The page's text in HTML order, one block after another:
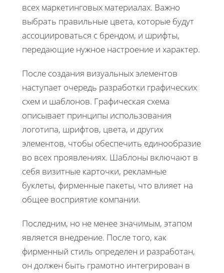
всех маркетинговых материалах. Важно
выбрать правильные цвета, которые будут
ассоциироваться с брендом, и шрифты,
передающие нужное настроение и характер.
После создания визуальных элементов
наступает очередь разработки графических
схем и шаблонов. Графическая схема
описывает принципы использования
логотипа, шрифтов, цвета, и других
элементов, чтобы обеспечить единообразие
во всех проявлениях. Шаблоны включают в
себя визитные карточки, рекламные
буклеты, фирменные пакеты, что влияет на
общее восприятие компании.
Последним, но не менее значимым, этапом
является внедрение. После того, как
фирменный стиль определен и разработан,
он должен быть грамотно интегрирован в